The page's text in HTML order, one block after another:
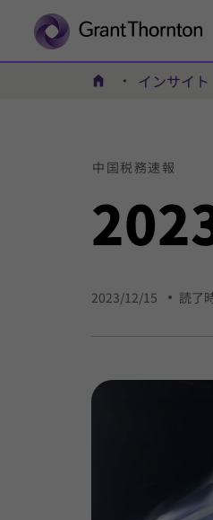
ホーム インサイト
中国税務速報
2023/12/15 読了